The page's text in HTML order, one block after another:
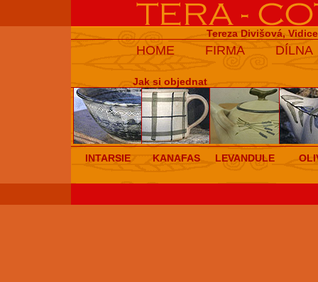
Tereza Divišová,
HOME FIRMA DÍLNA
Jak si objednat
INTARSIE KANAFAS LEVANDULE